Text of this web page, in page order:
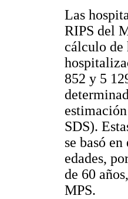
Las
RIPS del
cálculo de
852 y 5
SDS).
se basó
edades,
de 60
MPS.